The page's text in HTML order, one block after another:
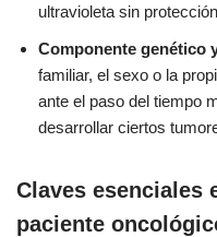
ultravioleta sin
Componente genético
familiar, el sexo o la
ante el paso del tiempo
desarrollar ciertos
Claves esenciales
paciente